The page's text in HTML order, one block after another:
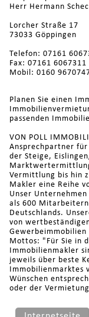
Herr Hermann
Lorcher Straße 17
73033 Göppingen
Telefon: 07161
Fax: 07161 6067311
Mobil: 0160
Planen Sie einen
passenden
VON POLL
Ansprechpartner
der Steige,
Vermittlung bis hin
Makler eine Reihe
Unser
als 600
Deutschlands.
von
Gewerbeimmobilien
Mottos: "Für Sie in
Immobilienmakler
jeweils über beste
Immobilienmarktes
Wünschen
oder der